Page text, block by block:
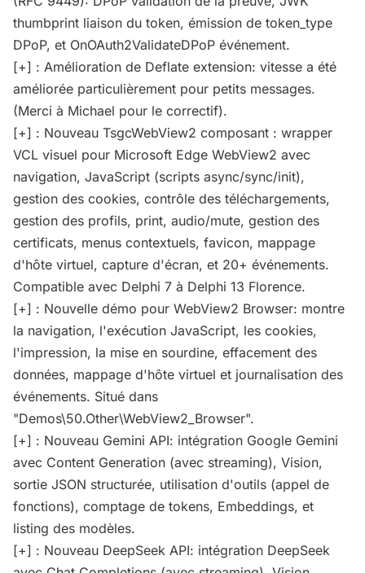
thumbprint liaison du token, émission de token_type
DPoP, et OnOAuth2ValidateDPoP événement.
[+] : Amélioration de Deflate extension: vitesse a été
améliorée particulièrement pour petits messages.
(Merci à Michael pour le correctif).
[+] : Nouveau TsgcWebView2 composant : wrapper
VCL visuel pour Microsoft Edge WebView2 avec
navigation, JavaScript (scripts async/sync/init),
gestion des cookies, contrôle des téléchargements,
gestion des profils, print, audio/mute, gestion des
certificats, menus contextuels, favicon, mappage
d'hôte virtuel, capture d'écran, et 20+ événements.
Compatible avec Delphi 7 à Delphi 13 Florence.
[+] : Nouvelle démo pour WebView2 Browser: montre
la navigation, l'exécution JavaScript, les cookies,
l'impression, la mise en sourdine, effacement des
données, mappage d'hôte virtuel et journalisation des
événements. Situé dans
"Demos\50.Other\WebView2_Browser".
[+] : Nouveau Gemini API: intégration Google Gemini
avec Content Generation (avec streaming), Vision,
sortie JSON structurée, utilisation d'outils (appel de
fonctions), comptage de tokens, Embeddings, et
listing des modèles.
[+] : Nouveau DeepSeek API: intégration DeepSeek